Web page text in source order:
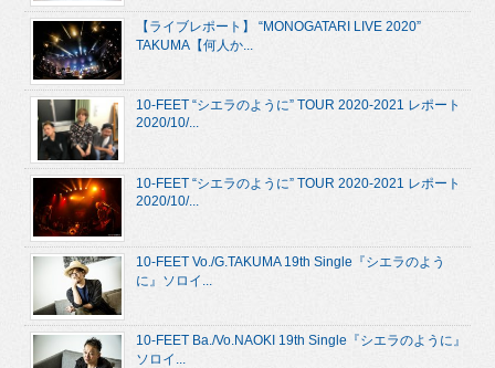
【ライブレポート】 “MONOGATARI LIVE 2020”
TAKUMA【何人か...
10-FEET “シエラのように” TOUR 2020-2021 レポート
2020/10/...
10-FEET “シエラのように” TOUR 2020-2021 レポート
2020/10/...
10-FEET Vo./G.TAKUMA 19th Single『シエラのよう
に』ソロイ...
10-FEET Ba./Vo.NAOKI 19th Single『シエラのように』
ソロイ...